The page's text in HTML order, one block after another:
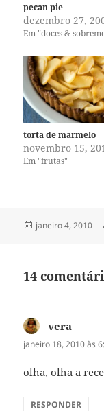
pecan pie
dezembro 27,
Em "doces &
torta de marmelo
novembro 15,
Em "frutas"
Publicado
janeiro 4, 2010
14
vera
janeiro 18, 2010 às
olha, olha a
RESPONDER